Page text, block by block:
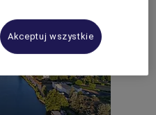
Akceptuj wszystkie